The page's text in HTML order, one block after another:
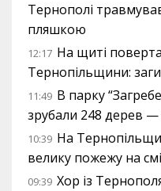
Тернополі
пляшкою
12:17 На щиті
Тернопільщини:
11:49 В парку
зрубали 248 дерев
10:39 На
велику пожежу на
09:39 Хор із